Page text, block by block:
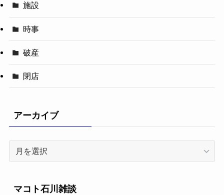
施設
時事
破産
閉店
アーカイブ
マコト石川雑談